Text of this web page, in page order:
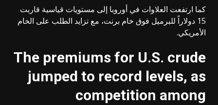
كما ارتفعت العلاوات في أوروبا إلى مستويات قياسية قاربت
15 دولاراً للبرميل فوق خام برنت، مع تزايد الطلب على الخام
الأمريكي.
The premiums for U.S. crude
jumped to record levels, as
competition among